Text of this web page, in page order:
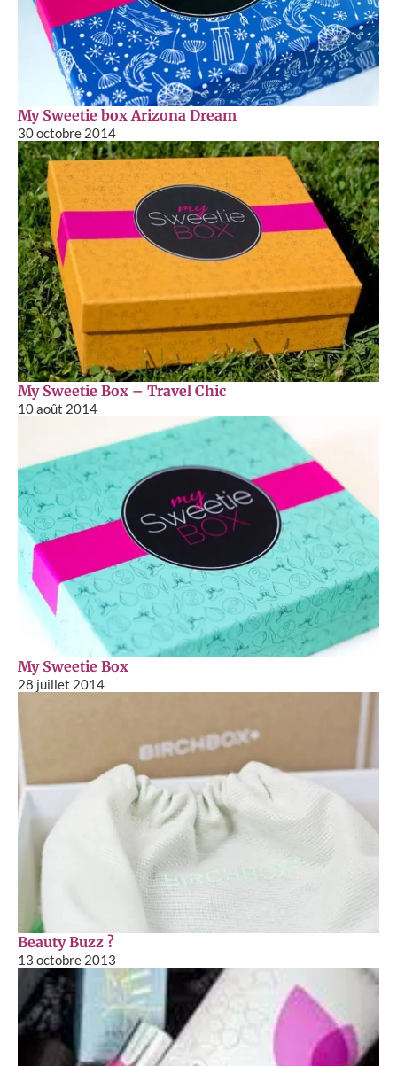
My Sweetie box Arizona Dream
30 octobre 2014
My Sweetie Box – Travel Chic
10 août 2014
My Sweetie Box
28 juillet 2014
Beauty Buzz ?
13 octobre 2013